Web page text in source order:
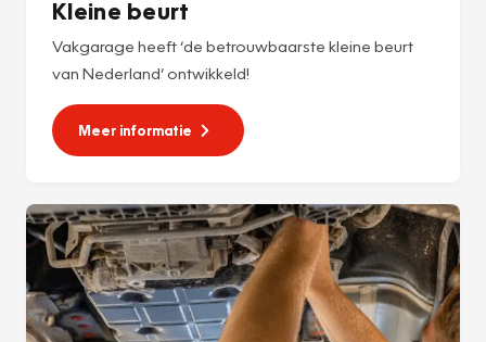
Kleine beurt
Vakgarage heeft ‘de betrouwbaarste kleine beurt
van Nederland’ ontwikkeld!
Meer informatie